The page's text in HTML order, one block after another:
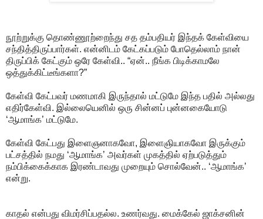
நூற்றுக்கு தொண்ணூற்றைந்து சத தம்பதியர் இந்தக் கேள்வியை
சந்தித்திருப்பார்கள். என்னிடம் கேட்கப்படும் போதெல்லாம் நான்
திருப்பிக் கேட்கும் ஒரே கேள்வி.. “ஏன்.. நீங்க பிடிக்காமலே
ஒத்துக்கிட்டீங்களா?”
கேள்வி கேட்பவர் மணமாகி இருந்தால் மட்டுமே இந்த பதில் அல்லது
எதிர்கேள்வி. இல்லையெனில் ஒரு சின்னப் புன்னகையோடு
‘ஆமாங்க’ மட்டுமே.
கேள்வி கேட்பது இளைஞனாகவோ, இளைஞியாகவோ இருக்கும்
பட்சத்தில் நமது ‘ஆமாங்க’ அவர்கள் முகத்தில் ஏற்படுத்தும்
நம்பிக்கைக்காக இரண்டாவது முறையும் சொல்வேன்.. ‘ஆமாங்க’
என்று.
காதல் என்பது விமர்சிப்பதல்ல. உணர்வது. மைக்கேல் ஜாக்சனின்